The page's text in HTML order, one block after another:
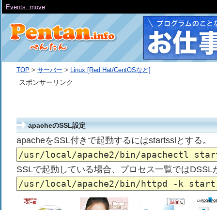
TOP > サーバー > Linux [Red Hat/CentOSなど]
apacheのSSL設定
apacheをSSL付きで起動するにはstartsslとする。
SSLで起動している場合、プロセス一覧ではDSSL
スポンサーリンク
Events: move